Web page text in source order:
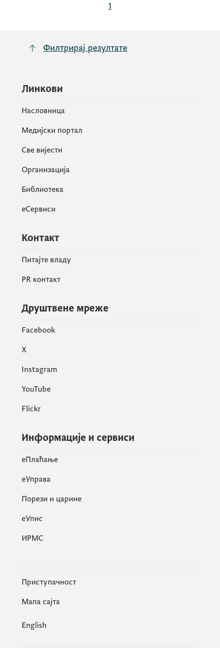
1
Филтрирај резултате
Линкови
Насловница
Медијски портал
Све вијести
Организација
Библиотека
еСервиси
Контакт
Питајте владу
PR контакт
Друштвене мреже
Facebook
X
Instagram
YouTube
Flickr
Информације и сервиси
eПлаћање
еУправа
Порези и царине
eУпис
ИРМС
Приступачност
Мапа сајта
English